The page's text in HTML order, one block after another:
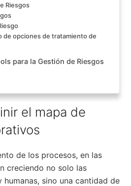
Riesgos
de opciones de tratamiento de
para la Gestión de Riesgos
el mapa de
de los procesos, en las
creciendo no solo las
humanas, sino una cantidad de